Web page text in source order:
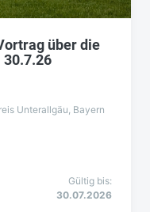
über die
30.7.26
Unterallgäu, Bayern
Gültig bis:
30.07.2026